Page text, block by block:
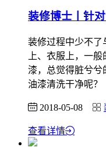
装修博士丨针
装修过程中少不了
上、衣服上，一
漆，总觉得脏兮兮
油漆清洗干净呢？
2018-05-08
查看详情